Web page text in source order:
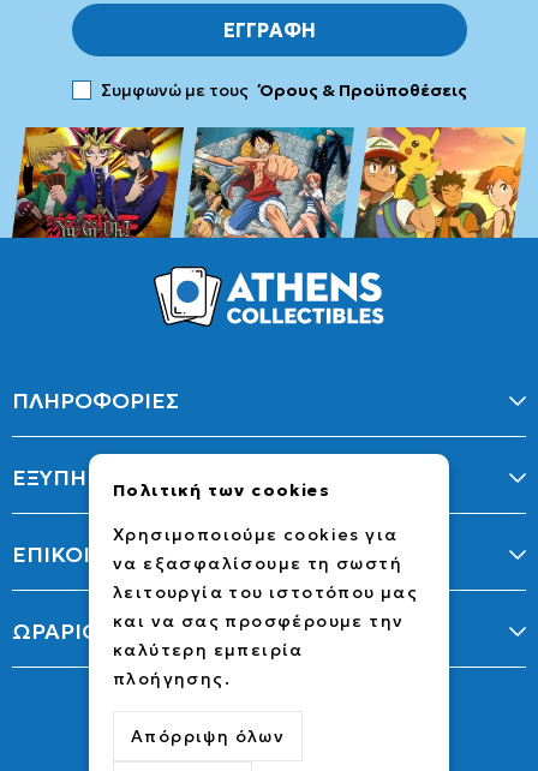
ΕΓΓΡΑΦΗ
Συμφωνώ με τους Όρους & Προϋποθέσεις
ΠΛΗΡΟΦΟΡΙΕΣ
ΕΞΥΠΗΡΕΤΗΣΗ
ΕΠΙΚΟΙΝΩΝΙΑ
ΩΡΑΡΙΟ
Πολιτική των cookies
Χρησιμοποιούμε cookies για
να εξασφαλίσουμε τη σωστή
λειτουργία του ιστοτόπου μας
και να σας προσφέρουμε την
καλύτερη εμπειρία
πλοήγησης.
Απόρριψη όλων